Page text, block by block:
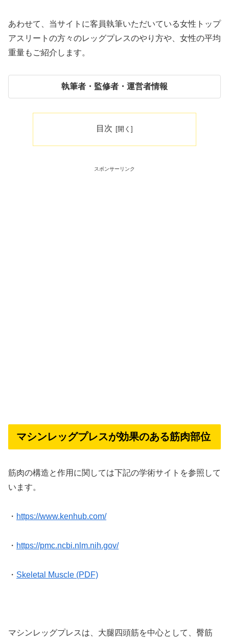
あわせて、当サイトに客員執筆いただいている女性トップ
アスリートの方々のレッグプレスのやり方や、女性の平均
重量もご紹介します。
執筆者・監修者・運営者情報
目次
スポンサーリンク
マシンレッグプレスが効果のある筋肉部位
筋肉の構造と作用に関しては下記の学術サイトを参照して
います。
・ https://www.kenhub.com/
・ https://pmc.ncbi.nlm.nih.gov/
・ Skeletal Muscle (PDF)
マシンレッグプレスは、大腿四頭筋を中心として、臀筋